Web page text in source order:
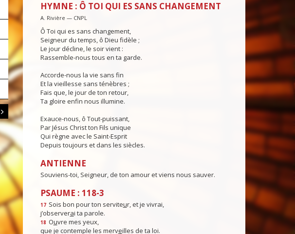
HYMNE : Ô TOI QUI ES SANS CHANGEMENT
A. Rivière — CNPL
Ô Toi qui es sans changement,
Seigneur du temps, ô Dieu fidèle ;
Le jour décline, le soir vient :
Rassemble-nous tous en ta garde.
Accorde-nous la vie sans fin
Et la vieillesse sans ténèbres ;
Fais que, le jour de ton retour,
Ta gloire enfin nous illumine.
Exauce-nous, ô Tout-puissant,
Par Jésus Christ ton Fils unique
Qui règne avec le Saint-Esprit
Depuis toujours et dans les siècles.
ANTIENNE
Souviens-toi, Seigneur, de ton amour et viens nous sauver.
PSAUME : 118-3
17 Sois bon pour ton serviteur, et je vivrai,
j’observerai ta parole.
18 Ouvre mes yeux,
que je contemple les merveilles de ta loi.